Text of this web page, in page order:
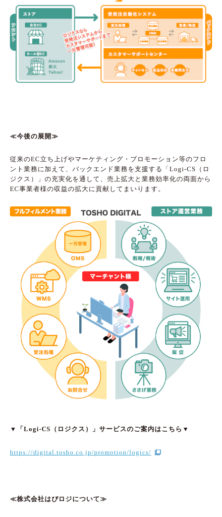
≪今後の展開≫
従来のEC立ち上げやマーケティング・プロモーション等のフロ
ント業務に加えて、バックエンド業務を支援する「Logi-CS（ロ
ジクス）」の充実化を通して、売上拡大と業務効率化の両面から
EC事業者様の収益の拡大に貢献してまいります。
▼「Logi-CS（ロジクス）」サービスのご案内はこちら▼
https://digital.tosho.co.jp/promotion/logics/
≪株式会社はぴロジについて≫